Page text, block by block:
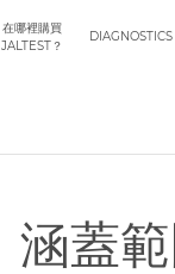
在哪裡購買
JALTEST？
DIAGNOSTICS
涵蓋